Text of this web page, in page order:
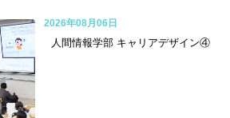
人間情報学部 キャリアデザイン④
2026年08月06日